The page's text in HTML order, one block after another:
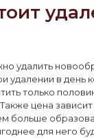
удалить
удалении в день
только
цена зависит
больше
для него